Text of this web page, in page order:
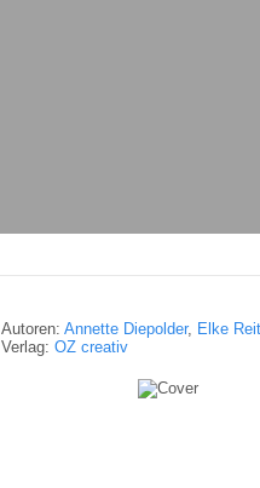
Autoren: Annette Diepolder, Elke
Verlag: OZ creativ